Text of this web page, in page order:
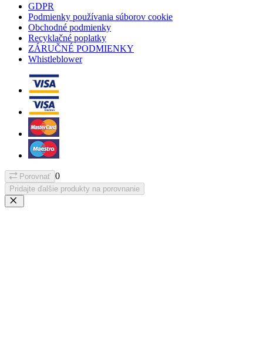
GDPR
Podmienky používania súborov cookie
Obchodné podmienky
Recyklačné poplatky
ZÁRUČNÉ PODMIENKY
Whistleblower
Porovnať 0
Pridajte ďalšie produkty na porovnanie